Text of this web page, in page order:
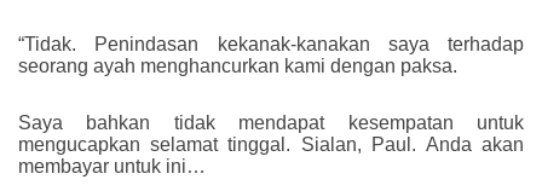
“Tidak. Penindasan kekanak-kanakan saya terhadap
seorang ayah menghancurkan kami dengan paksa.
Saya bahkan tidak mendapat kesempatan untuk
mengucapkan selamat tinggal. Sialan, Paul. Anda akan
membayar untuk ini…